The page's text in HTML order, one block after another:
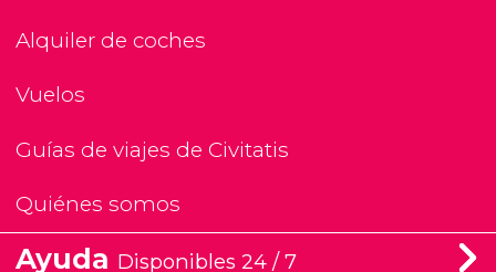
Alquiler de coches
Vuelos
Guías de viajes de Civitatis
Quiénes somos
Ayuda Disponibles 24 / 7